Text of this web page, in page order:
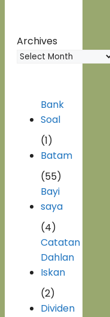
Archives
Bank
Soal
(1)
Batam
(55)
Bayi
saya
(4)
Catatan
Dahlan
Iskan
(2)
Dividen